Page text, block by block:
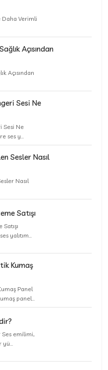
Daha Verimli
Açısından
Açısından
Sesi Ne
Sesi Ne
ses y...
Sesler Nasıl
Nasıl
Satışı
yalıtım...
Kumaş
Panel
panel...
Ses emilimi,